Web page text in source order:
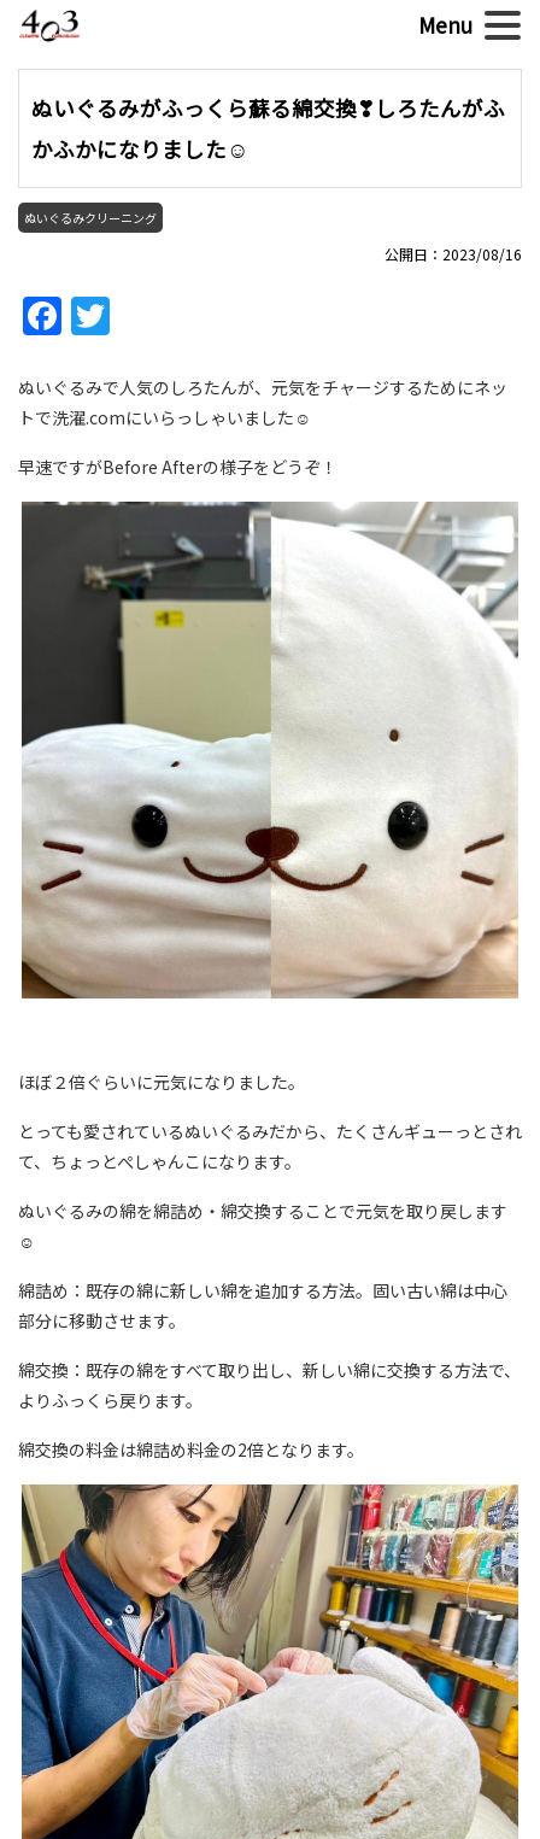
ぬいぐるみがふっくら蘇る綿交換❣しろたんがふ
かふかになりました☺
ぬいぐるみクリーニング
公開日：2023/08/16
Facebook
ぬいぐるみで人気のしろたんが、元気をチャージするためにネッ
トで洗濯.comにいらっしゃいました☺
早速ですがBefore Afterの様子をどうぞ！
ほぼ２倍ぐらいに元気になりました。
とっても愛されているぬいぐるみだから、たくさんギューっとされ
て、ちょっとぺしゃんこになります。
ぬいぐるみの綿を綿詰め・綿交換することで元気を取り戻します
☺
綿詰め：既存の綿に新しい綿を追加する方法。固い古い綿は中心
部分に移動させます。
綿交換：既存の綿をすべて取り出し、新しい綿に交換する方法で、
よりふっくら戻ります。
綿交換の料金は綿詰め料金の2倍となります。